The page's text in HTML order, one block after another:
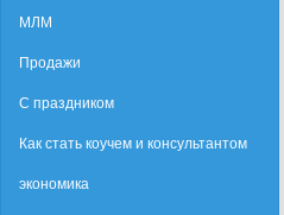
МЛМ
Продажи
С праздником
Как стать коучем и консультантом
экономика